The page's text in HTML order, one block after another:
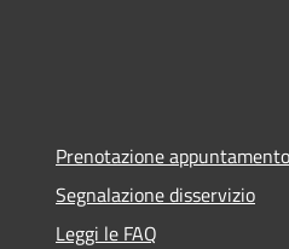
Prenotazione appuntamento
Segnalazione disservizio
Leggi le FAQ